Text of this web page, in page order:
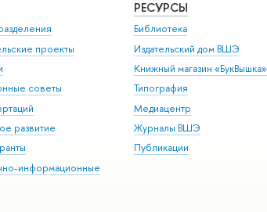
проекты
советы
развитие
информационные
РЕСУРСЫ
Библиотека
Издательский дом ВШЭ
Книжный магазин «БукВышка»
Типография
Медиацентр
Журналы ВШЭ
Публикации